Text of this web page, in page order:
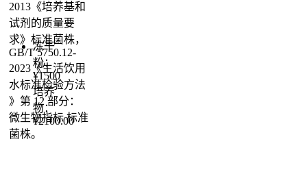
2013《培养基和
试剂的质量要
求》标准菌株，
GB/T 5750.12-
2023《生活饮用
水标准检验方法
》第 12 部分：
微生物指标 标准
菌株。
冻干
粉：
¥1500
培养
物：
¥2100.00